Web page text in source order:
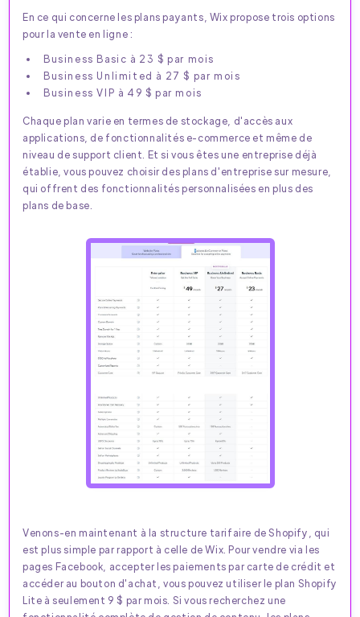
En ce qui concerne les plans payants, Wix propose trois options
pour la vente en ligne :
Business Basic à 23 $ par mois
Business Unlimited à 27 $ par mois
Business VIP à 49 $ par mois
Chaque plan varie en termes de stockage, d'accès aux
applications, de fonctionnalités e-commerce et même de
niveau de support client. Et si vous êtes une entreprise déjà
établie, vous pouvez choisir des plans d'entreprise sur mesure,
qui offrent des fonctionnalités personnalisées en plus des
plans de base.
Venons-en maintenant à la structure tarifaire de Shopify, qui
est plus simple par rapport à celle de Wix. Pour vendre via les
pages Facebook, accepter les paiements par carte de crédit et
accéder au bouton d'achat, vous pouvez utiliser le plan Shopify
Lite à seulement 9 $ par mois. Si vous recherchez une